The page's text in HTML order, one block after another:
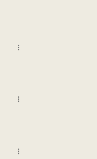
more_vert
more_vert
more_vert